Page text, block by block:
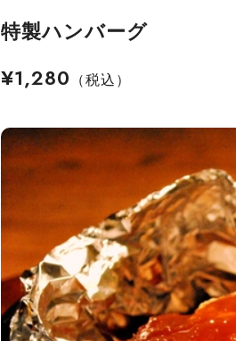
特製ハンバーグ
¥1,280 （税込）